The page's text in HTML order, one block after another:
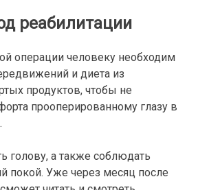
реабилитации
операции человеку необходим
и диета из
продуктов, чтобы не
прооперированному глазу в
голову, а также соблюдать
покой. Уже через месяц после